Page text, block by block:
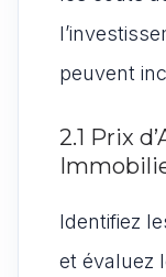
peuvent
2.1 Prix
Identifiez
et évaluez